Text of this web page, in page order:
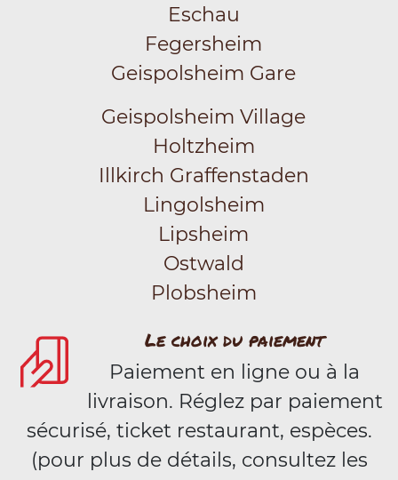
Eschau
Fegersheim
Geispolsheim Gare
Geispolsheim Village
Holtzheim
Illkirch Graffenstaden
Lingolsheim
Lipsheim
Ostwald
Plobsheim
Le choix du paiement
Paiement en ligne ou à la
livraison. Réglez par paiement
sécurisé, ticket restaurant, espèces.
(pour plus de détails, consultez les